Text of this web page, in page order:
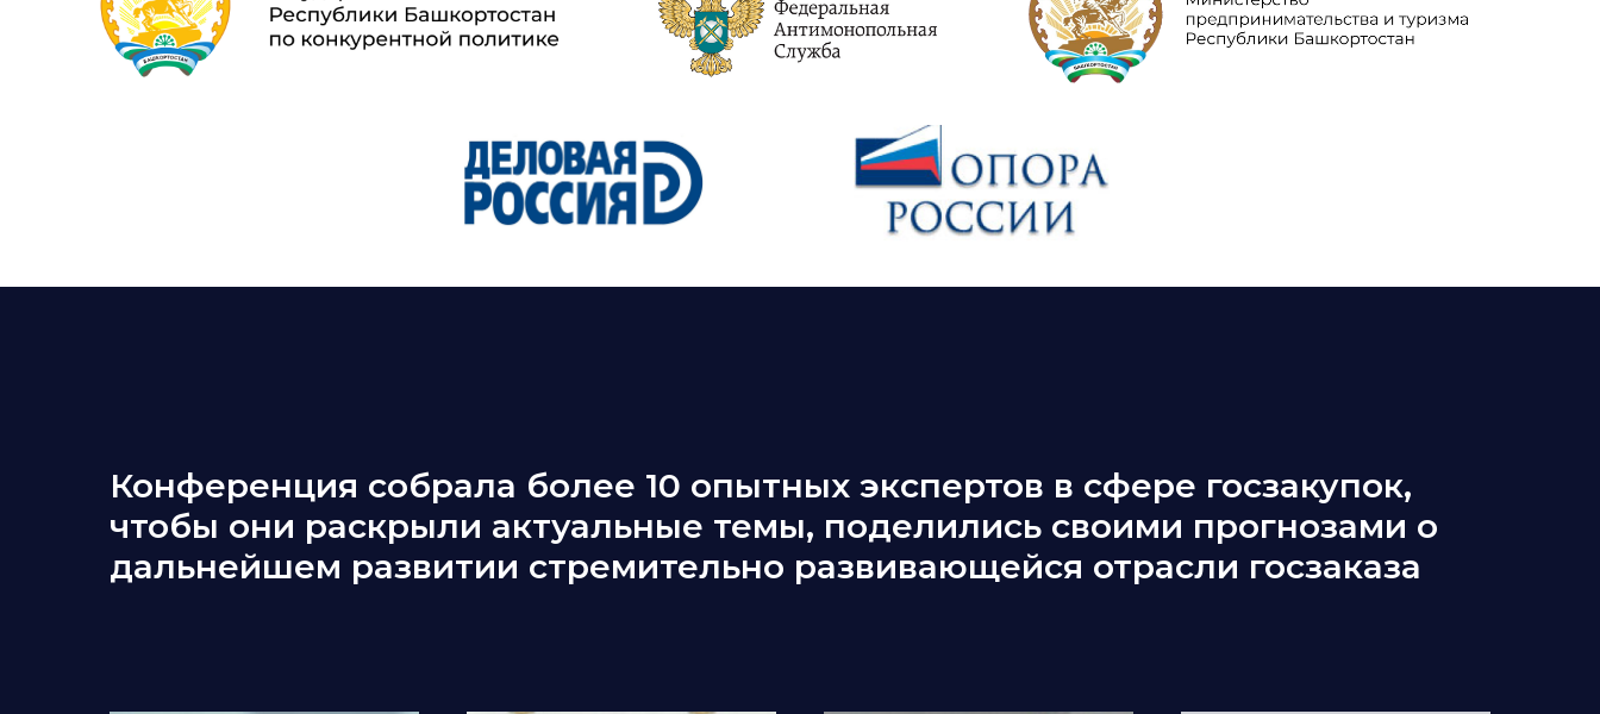
Конференция собрала более 10 опытных экспертов в сфере госзакупок,
чтобы они раскрыли актуальные темы, поделились своими прогнозами о
дальнейшем развитии стремительно развивающейся отрасли госзаказа